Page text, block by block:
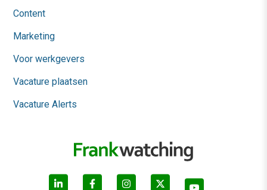
Content
Marketing
Voor werkgevers
Vacature plaatsen
Vacature Alerts